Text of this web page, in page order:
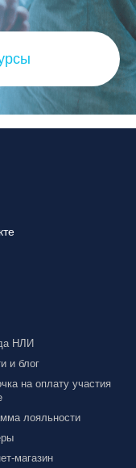
НЛИ
и блог
на оплату участия
лояльности
магазин